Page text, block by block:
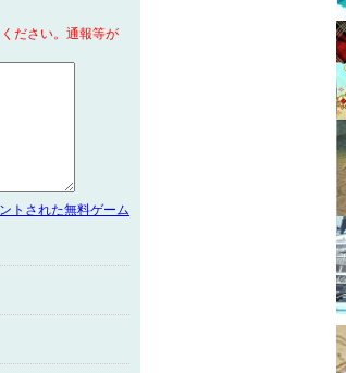
ださい。通報等が
トされた無料ゲーム